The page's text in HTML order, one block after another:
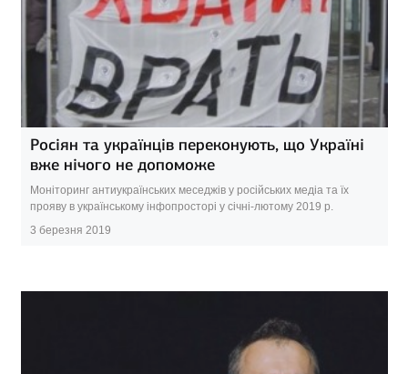
Росіян та українців переконують, що Україні
вже нічого не допоможе
Моніторинг антиукраїнських меседжів у російських медіа та їх
прояву в українському інфопросторі у січні-лютому 2019 р.
3 березня 2019